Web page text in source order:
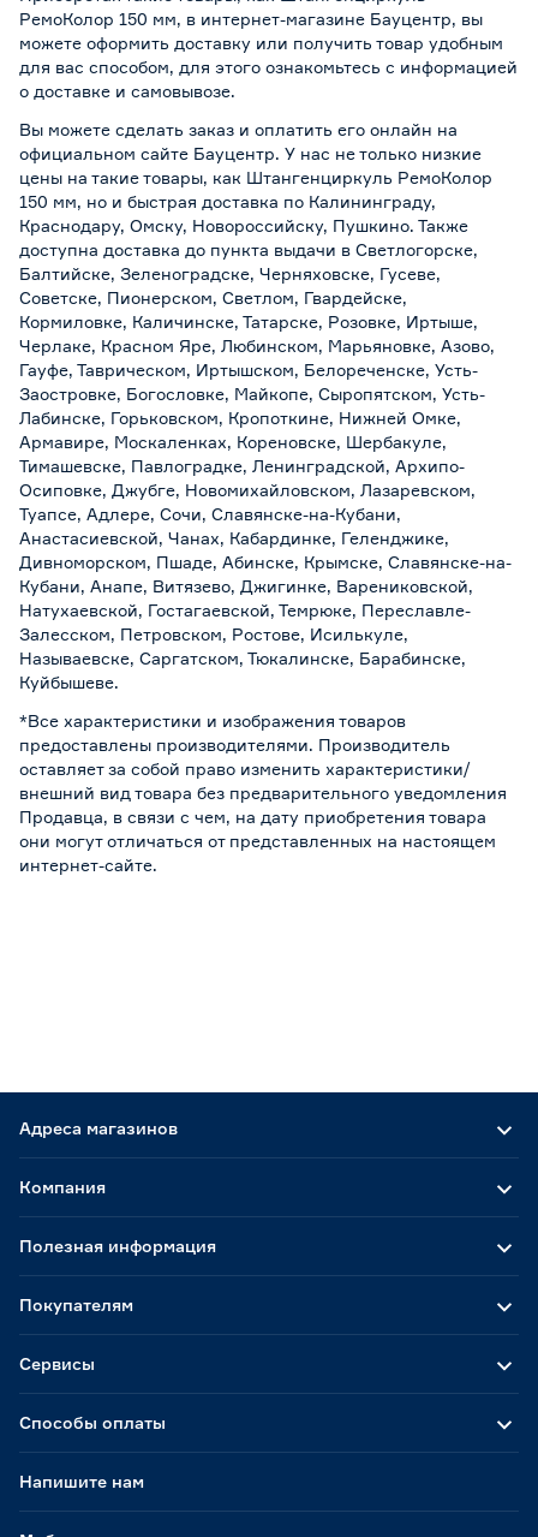
РемоКолор 150 мм, в интернет-магазине Бауцентр, вы
можете оформить доставку или получить товар удобным
для вас способом, для этого ознакомьтесь с информацией
о доставке и самовывозе.
Вы можете сделать заказ и оплатить его онлайн на
официальном сайте Бауцентр. У нас не только низкие
цены на такие товары, как Штангенциркуль РемоКолор
150 мм, но и быстрая доставка по Калининграду,
Краснодару, Омску, Новороссийску, Пушкино. Также
доступна доставка до пункта выдачи в Светлогорске,
Балтийске, Зеленоградске, Черняховске, Гусеве,
Советске, Пионерском, Светлом, Гвардейске,
Кормиловке, Каличинске, Татарске, Розовке, Иртыше,
Черлаке, Красном Яре, Любинском, Марьяновке, Азово,
Гауфе, Таврическом, Иртышском, Белореченске, Усть-
Заостровке, Богословке, Майкопе, Сыропятском, Усть-
Лабинске, Горьковском, Кропоткине, Нижней Омке,
Армавире, Москаленках, Кореновске, Шербакуле,
Тимашевске, Павлоградке, Ленинградской, Архипо-
Осиповке, Джубге, Новомихайловском, Лазаревском,
Туапсе, Адлере, Сочи, Славянске-на-Кубани,
Анастасиевской, Чанах, Кабардинке, Геленджике,
Дивноморском, Пшаде, Абинске, Крымске, Славянске-на-
Кубани, Анапе, Витязево, Джигинке, Варениковской,
Натухаевской, Гостагаевской, Темрюке, Переславле-
Залесском, Петровском, Ростове, Исилькуле,
Называевске, Саргатском, Тюкалинске, Барабинске,
Куйбышеве.
*Все характеристики и изображения товаров
предоставлены производителями. Производитель
оставляет за собой право изменить характеристики/
внешний вид товара без предварительного уведомления
Продавца, в связи с чем, на дату приобретения товара
они могут отличаться от представленных на настоящем
интернет-сайте.
Адреса магазинов
Способы оплаты
Компания
Полезная информация
Покупателям
Сервисы
Напишите нам